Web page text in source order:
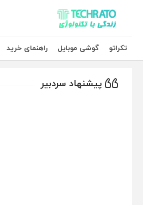
تکراتو – زندگی با تکنولوژی
تکراتو
گوشی موبایل راهنمای خرید
پیشنهاد سردبیر